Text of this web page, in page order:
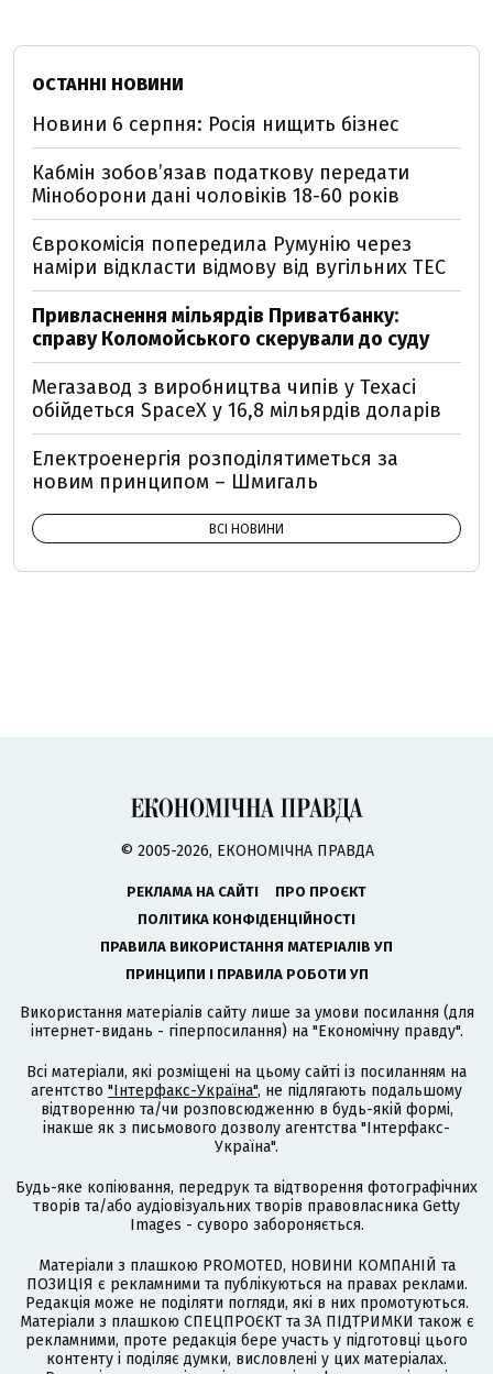
ОСТАННІ НОВИНИ
Новини 6 серпня: Росія нищить бізнес
Кабмін зобовʼязав податкову передати
Міноборони дані чоловіків 18-60 років
Єврокомісія попередила Румунію через
наміри відкласти відмову від вугільних ТЕС
Привласнення мільярдів Приватбанку:
справу Коломойського скерували до суду
Мегазавод з виробництва чипів у Техасі
обійдеться SpaceX у 16,8 мільярдів доларів
Електроенергія розподілятиметься за
новим принципом – Шмигаль
ВСІ НОВИНИ
© 2005-2026, ЕКОНОМІЧНА ПРАВДА
РЕКЛАМА НА САЙТІ
ПРО ПРОЄКТ
ПОЛІТИКА КОНФІДЕНЦІЙНОСТІ
ПРАВИЛА ВИКОРИСТАННЯ МАТЕРІАЛІВ УП
ПРИНЦИПИ І ПРАВИЛА РОБОТИ УП
Використання матеріалів сайту лише за умови посилання (для
інтернет-видань - гіперпосилання) на "Економічну правду".
Всі матеріали, які розміщені на цьому сайті із посиланням на
агентство "Інтерфакс-Україна", не підлягають подальшому
відтворенню та/чи розповсюдженню в будь-якій формі,
інакше як з письмового дозволу агентства "Інтерфакс-
Україна".
Будь-яке копіювання, передрук та відтворення фотографічних
творів та/або аудіовізуальних творів правовласника Getty
Images - суворо забороняється.
Матеріали з плашкою PROMOTED, НОВИНИ КОМПАНІЙ та
ПОЗИЦІЯ є рекламними та публікуються на правах реклами.
Редакція може не поділяти погляди, які в них промотуються.
Матеріали з плашкою СПЕЦПРОЄКТ та ЗА ПІДТРИМКИ також є
рекламними, проте редакція бере участь у підготовці цього
контенту і поділяє думки, висловлені у цих матеріалах.